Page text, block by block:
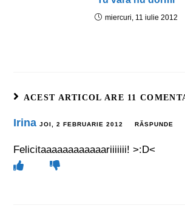
miercuri, 11 iulie 2012
ACEST ARTICOL ARE 11
Irina JOI, 2 FEBRUARIE 2012 RĂSPUNDE
Felicitaaaaaaaaaaaariiiiiii! >:D<